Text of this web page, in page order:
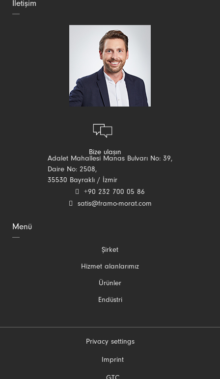
Menü
Şirket
Hizmet alanlarımız
Ürünler
Endüstri
İletişim
Bize ulaşın
Adalet Mahallesi Manas Bulvarı No: 39,
Daire No: 2508,
35530 Bayraklı / İzmir
+90 232 700 05 86
satis@framo-morat.com
Privacy settings
Gezinmeyi
Imprint